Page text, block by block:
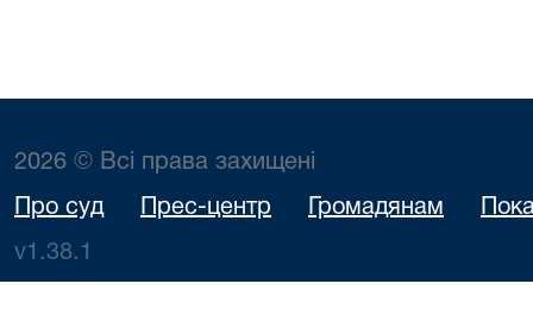
2026 © Всі права захищені
Про суд Прес-центр Громадянам
v1.38.1